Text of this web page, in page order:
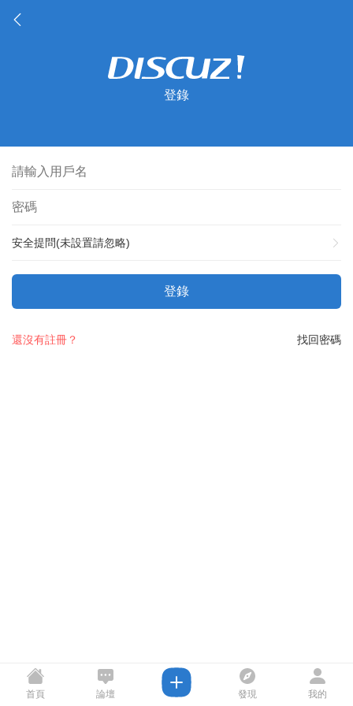
登錄
安全提問(未設置請忽略)
登錄
找回密碼
還沒有註冊？
首頁 論壇 發現 我的